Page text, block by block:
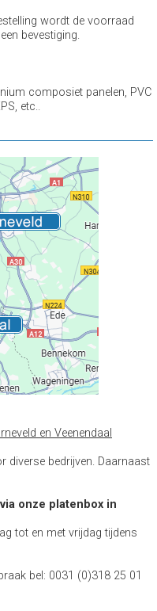
wordt de voorraad
bevestiging.
composiet panelen, PVC
etc..
en Veenendaal
diverse bedrijven. Daarnaast
onze platenbox in
tot en met vrijdag tijdens
bel: 0031 (0)318 25 01